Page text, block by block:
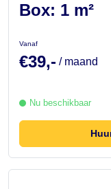
Box: 1 m²
Vanaf
€39,- / maand
Nu beschikbaar